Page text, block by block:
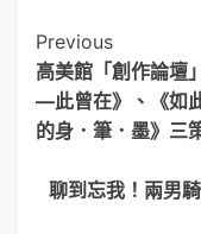
Post
Previous
高美館「創作論壇
—此曾在》、《如
的身．筆．墨》三
聊到忘我！兩男